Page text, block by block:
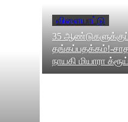
விளையாட்டு
35 ஆண்டுகளுக்குப்
தங்கப்பதக்கம்!-
நாயகி மியாரா